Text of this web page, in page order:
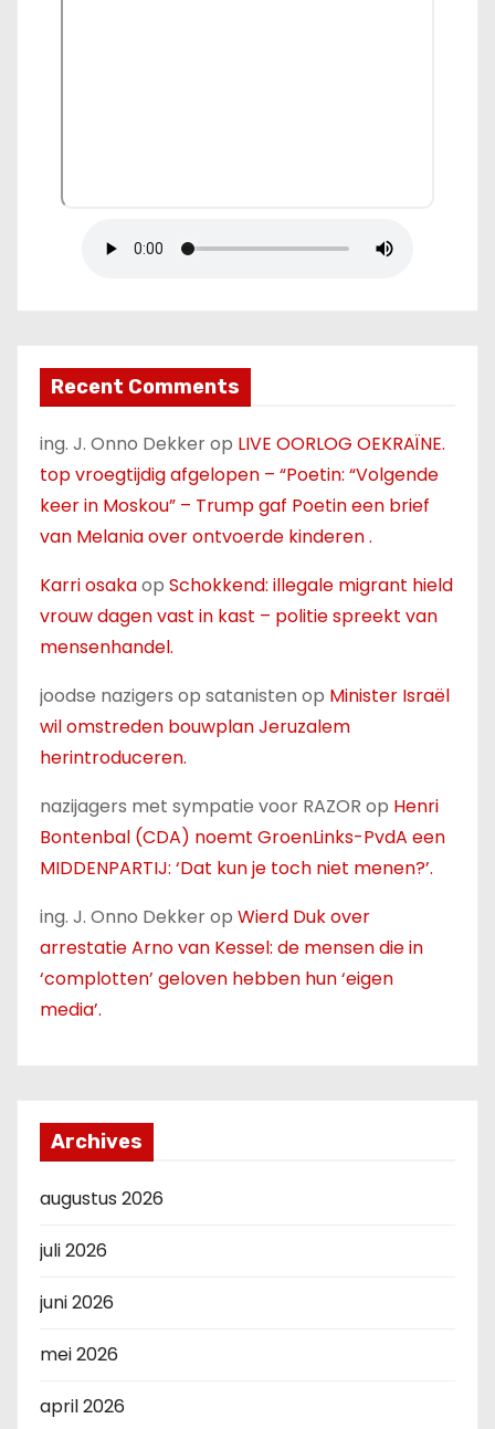
Recent Comments
ing. J. Onno Dekkerop LIVE OORLOG OEKRAÏNE.
top vroegtijdig afgelopen – “Poetin: “Volgende
keer in Moskou” – Trump gaf Poetin een brief
van Melania over ontvoerde kinderen .
Karri osakaop Schokkend: illegale migrant hield
vrouw dagen vast in kast – politie spreekt van
mensenhandel.
joodse nazigers op satanisten op Minister Israël
wil omstreden bouwplan Jeruzalem
herintroduceren.
nazijagers met sympatie voor RAZOR op Henri
Bontenbal (CDA) noemt GroenLinks-PvdA een
MIDDENPARTIJ: ‘Dat kun je toch niet menen?’.
ing. J. Onno Dekkerop Wierd Duk over
arrestatie Arno van Kessel: de mensen die in
‘complotten’ geloven hebben hun ‘eigen
media’.
Archives
augustus 2026
juli 2026
juni 2026
mei 2026
april 2026